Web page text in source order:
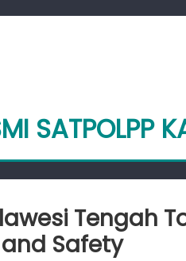
SATPOLPP
Tengah
Safety